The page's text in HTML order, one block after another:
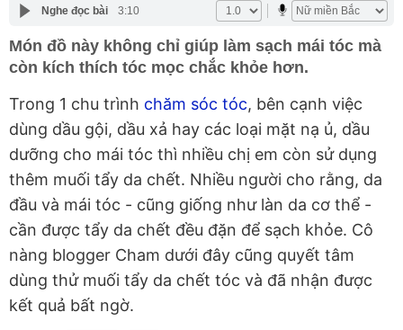
Nghe đọc bài 3:10
Món đồ này không chỉ giúp làm sạch mái tóc mà
còn kích thích tóc mọc chắc khỏe hơn.
Trong 1 chu trình chăm sóc tóc, bên cạnh việc
dùng dầu gội, dầu xả hay các loại mặt nạ ủ, dầu
dưỡng cho mái tóc thì nhiều chị em còn sử dụng
thêm muối tẩy da chết. Nhiều người cho rằng, da
đầu và mái tóc - cũng giống như làn da cơ thể -
cần được tẩy da chết đều đặn để sạch khỏe. Cô
nàng blogger Cham dưới đây cũng quyết tâm
dùng thử muối tẩy da chết tóc và đã nhận được
kết quả bất ngờ.